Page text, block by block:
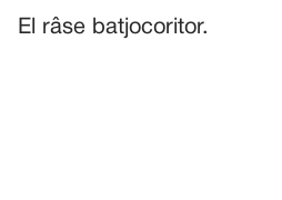
El râse batjocoritor.